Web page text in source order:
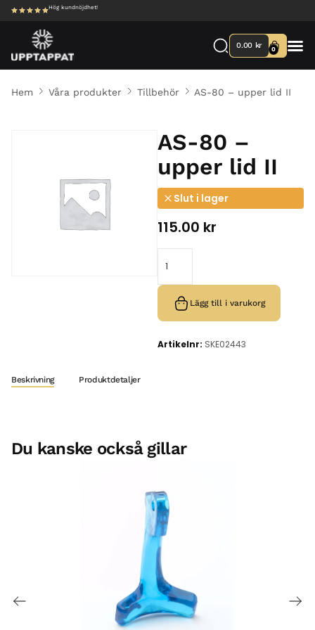
Hög kundnöjdhet!
0.00 kr 0
Hem Våra produkter Tillbehör AS-80 – upper lid II
AS-80 –
upper lid II
Slut i lager
115.00 kr
Lägg till i varukorg
Artikelnr: SKE02443
Beskrivning Produktdetaljer
Du kanske också gillar